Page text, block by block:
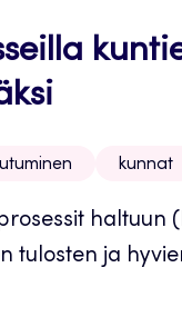
kunnat
haltuun
tulosten ja